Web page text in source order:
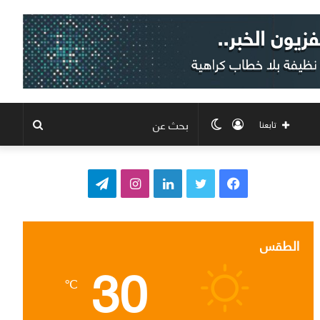
الوضع
المظلم
تسجيل
الدخول
تابعنا
ف
ب
و
ق
ت
ر
الطقس 30
℃